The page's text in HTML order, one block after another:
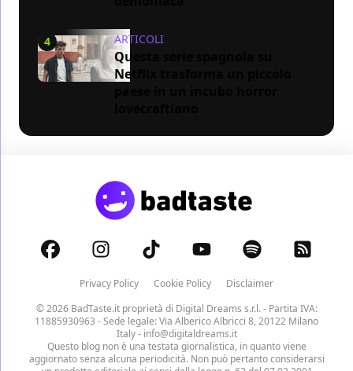
4 ARTICOLI
Questa serie spagnola su
Netflix trasforma un piccolo
Privacy Policy Cookie Policy
Disclaimer
© 2026 BadTaste.it proprietà di Digital Dreams s.r.l.- Partita IVA:
11885930963 - Sede legale: Via Alberico Albricci 8, 20122 Milano
Italy - info@digitaldreams.it
Questo blog non è una testata giornalistica, in quanto viene
aggiornato senza alcuna periodicità. Non può pertanto considerarsi